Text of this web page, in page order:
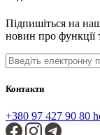
Підпишіться на
новин про функції
Контакти
+380 97 427 90 80